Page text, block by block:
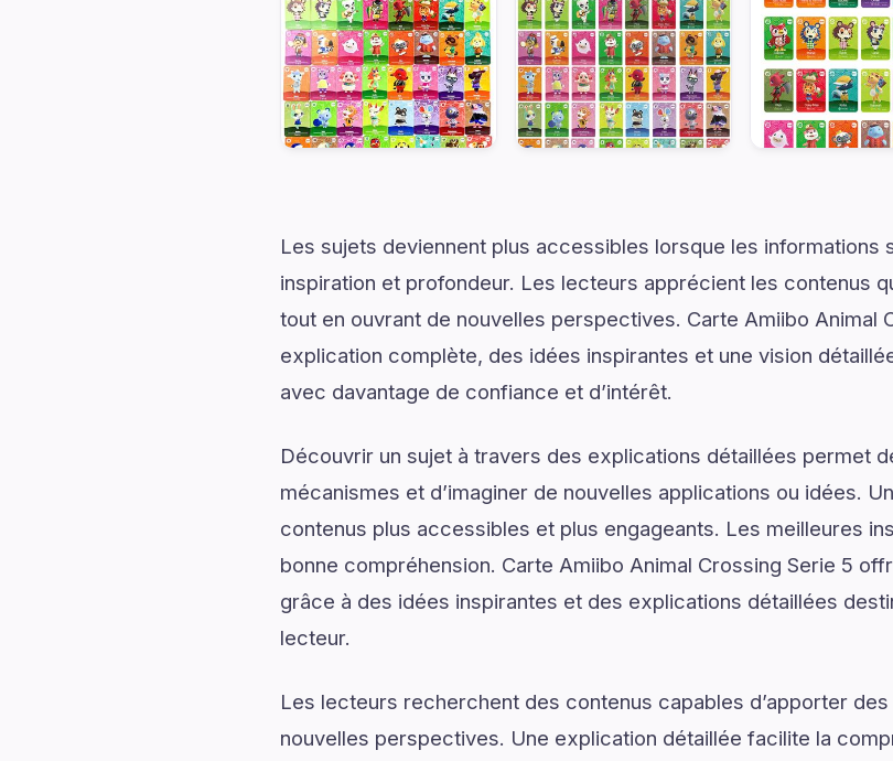
Les sujets deviennent plus accessibles lorsque les informations
inspiration et profondeur. Les lecteurs apprécient les contenus
tout en ouvrant de nouvelles perspectives. Carte Amiibo Animal
explication complète, des idées inspirantes et une vision
avec davantage de confiance et d’intérêt.
Découvrir un sujet à travers des explications détaillées permet
mécanismes et d’imaginer de nouvelles applications ou idées.
contenus plus accessibles et plus engageants. Les meilleures
bonne compréhension. Carte Amiibo Animal Crossing Serie 5
grâce à des idées inspirantes et des explications détaillées
lecteur.
Les lecteurs recherchent des contenus capables d’apporter
nouvelles perspectives. Une explication détaillée facilite la